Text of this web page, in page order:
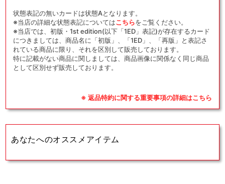
状態表記の無いカードは状態Aとなります。
※当店の詳細な状態表記についてはこちらをご覧ください。
※当店では、初版・1st edition(以下「1ED」表記)が存在するカード
につきましては、商品名に「初版」、「1ED」、「再版」と表記さ
れている商品に限り、それを区別して販売しております。
特に記載がない商品に関しましては、商品画像に関係なく同じ商品
として区別せず販売しております。
※ 返品特約に関する重要事項の詳細はこちら
あなたへのオススメアイテム